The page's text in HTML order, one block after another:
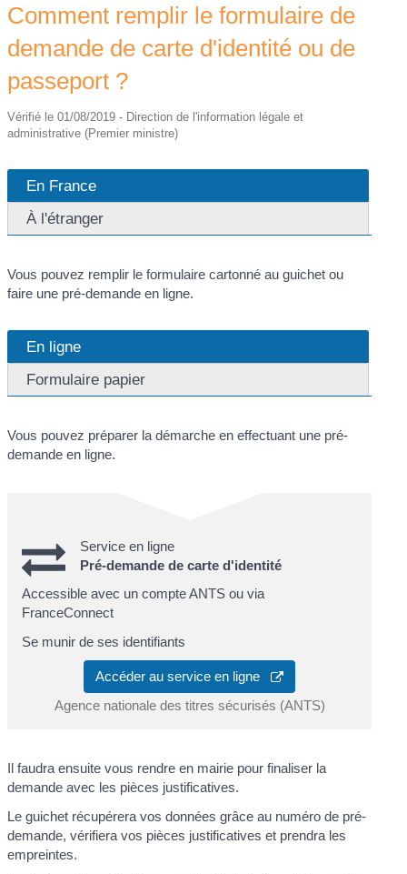
Comment remplir le formulaire de
demande de carte d'identité ou de
passeport ?
Vérifié le 01/08/2019 - Direction de l'information légale et
administrative (Premier ministre)
En France
À l'étranger
Vous pouvez remplir le formulaire cartonné au guichet ou
faire une pré-demande en ligne.
En ligne
Formulaire papier
Vous pouvez préparer la démarche en effectuant une pré-
demande en ligne.
Service en ligne
Pré-demande de carte d'identité
Accessible avec un compte ANTS ou via
FranceConnect
Se munir de ses identifiants
Accéder au service en ligne
Agence nationale des titres sécurisés (ANTS)
Il faudra ensuite vous rendre en mairie pour finaliser la
demande avec les pièces justificatives.
Le guichet récupérera vos données grâce au numéro de pré-
demande, vérifiera vos pièces justificatives et prendra les
empreintes.